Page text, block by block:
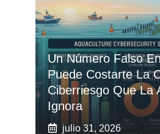
Un Número Falso
Puede Costarte La
Ciberriesgo Que La
Ignora
julio 31, 2026